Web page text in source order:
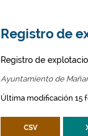
Registro de
Registro de
Ayuntamiento de
Última modificación 15
CSV